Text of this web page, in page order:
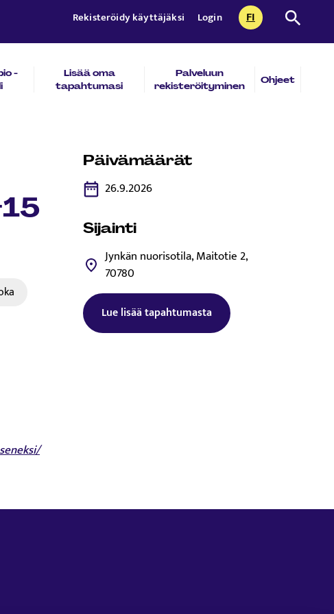
Rekisteröidy käyttäjäksi Login FICURRENTLY
SUOMI Etsi
-
Lisää oma
tapahtumasi
Palveluun
rekisteröityminen
Ohjeet
Päivämäärät
26.9.2026
Sijainti
Jynkän nuorisotila, Maitotie 2,
70780
Lue lisää tapahtumastaTämä linkki aukeaa uuteen